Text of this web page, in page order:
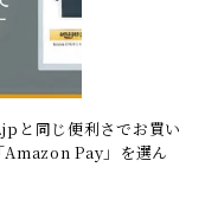
と同じ便利さでお買い
Amazon Pay」を選ん